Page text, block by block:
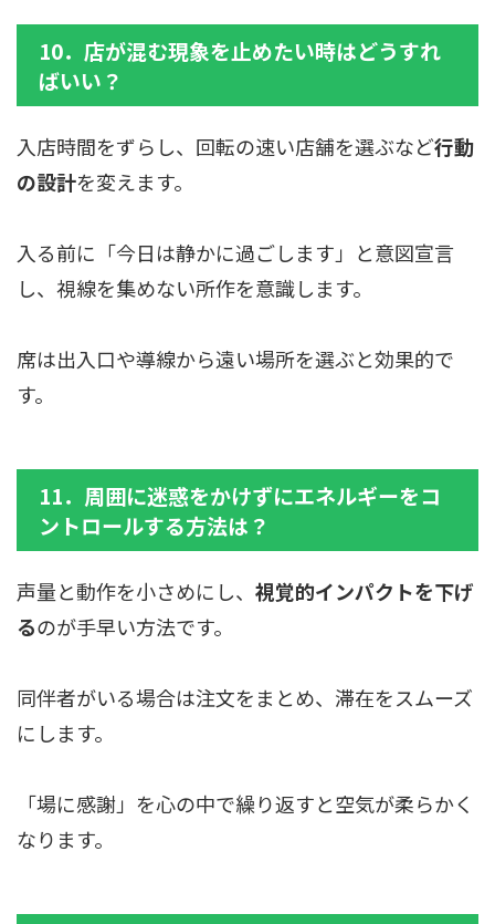
10．店が混む現象を止めたい時はどうすれ
ばいい？
入店時間をずらし、回転の速い店舗を選ぶなど行動
の設計を変えます。
入る前に「今日は静かに過ごします」と意図宣言
し、視線を集めない所作を意識します。
席は出入口や導線から遠い場所を選ぶと効果的で
す。
11．周囲に迷惑をかけずにエネルギーをコ
ントロールする方法は？
声量と動作を小さめにし、 視覚的インパクトを下げ
るのが手早い方法です。
同伴者がいる場合は注文をまとめ、滞在をスムーズ
にします。
「場に感謝」を心の中で繰り返すと空気が柔らかく
なります。